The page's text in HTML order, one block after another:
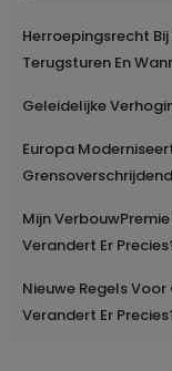
Herroepingsrecht
Terugsturen En
Geleidelijke
Europa
Grensoverschrijdend
Mijn
Verandert Er
Nieuwe Regels
Verandert Er